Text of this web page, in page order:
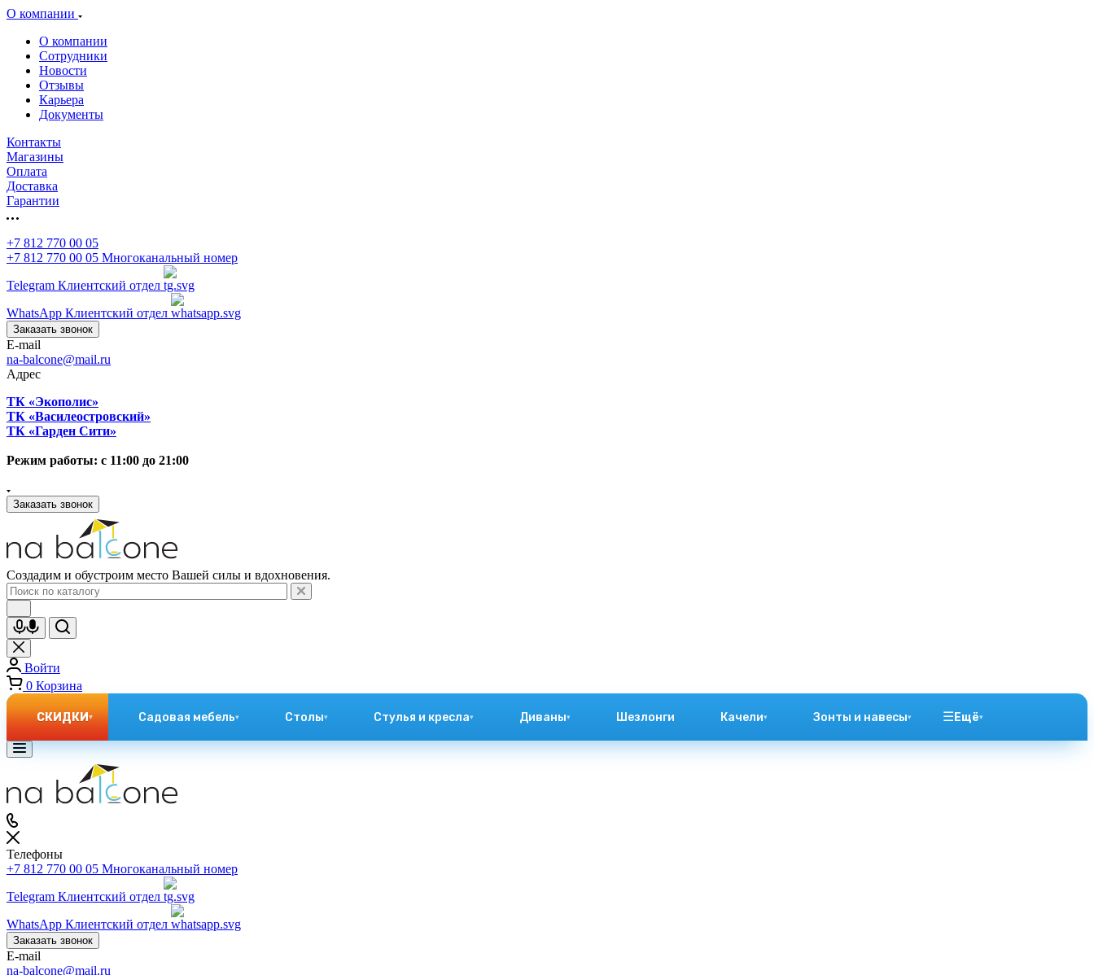
О компании
О компании
Сотрудники
Новости
Отзывы
Карьера
Документы
Контакты
Магазины
Оплата
Доставка
Гарантии
+7 812 770 00 05
+7 812 770 00 05 Многоканальный номер
Telegram Клиентский отдел
WhatsApp Клиентский отдел
Заказать звонок
E-mail
na-balcone@mail.ru
Адрес
ТК «Экополис»
ТК «Василеостровский»
ТК «Гарден Сити»
Режим работы: с 11:00 до 21:00
Заказать звонок
Создадим и обустроим место Вашей силы и вдохновения.
Войти
0 Корзина
СКИДКИ▾ Садовая мебель▾ Столы▾ Стулья и кресла▾ Диваны▾ Шезлонги Качели▾ Зонты и навесы▾ ☰ Ещё▾
Телефоны
+7 812 770 00 05 Многоканальный номер
Telegram Клиентский отдел
WhatsApp Клиентский отдел
Заказать звонок
E-mail
na-balcone@mail.ru